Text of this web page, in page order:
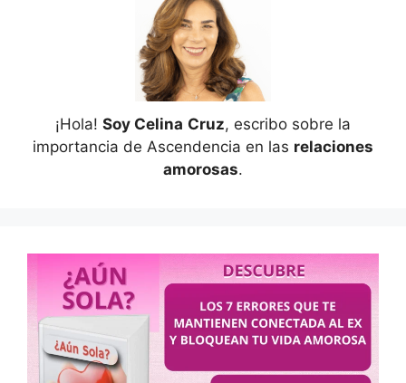
¡Hola! Soy Celina Cruz, escribo sobre la
importancia de Ascendencia en las relaciones
amorosas.